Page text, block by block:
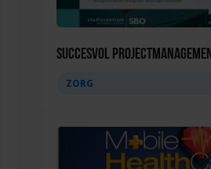
Succesvol
ZORG